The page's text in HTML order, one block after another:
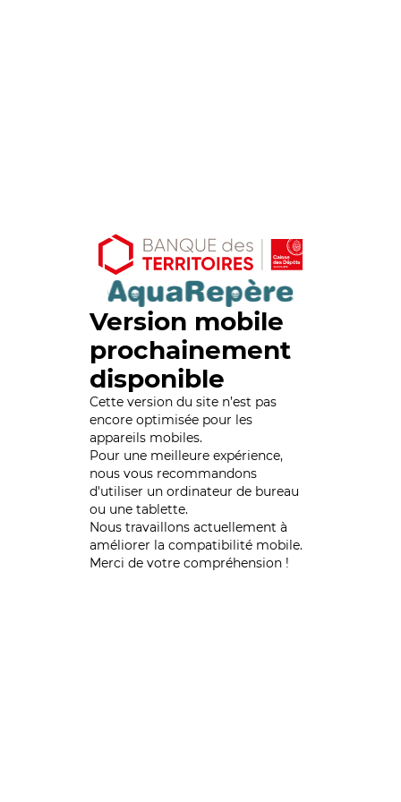
Version mobile
prochainement
disponible
Cette version du site n’est pas
encore optimisée pour les
appareils mobiles.
Pour une meilleure expérience,
nous vous recommandons
d'utiliser un ordinateur de bureau
ou une tablette.
Nous travaillons actuellement à
améliorer la compatibilité mobile.
Merci de votre compréhension !